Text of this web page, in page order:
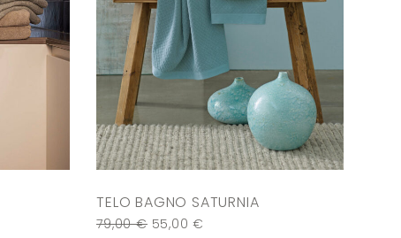
TELO BAGNO SATURNIA
79,00€ 55,00€